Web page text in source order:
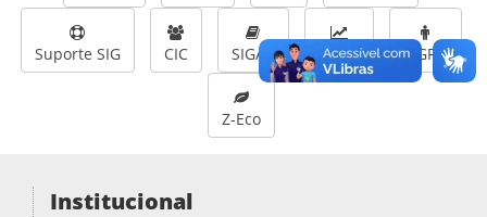
Suporte SIG CIC SIGAA SIPAC SIGRH
Z-Eco
Institucional